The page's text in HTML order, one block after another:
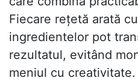
Fiecare rețetă arată
ingredientelor pot
rezultatul, evitând
meniul cu creativitate.